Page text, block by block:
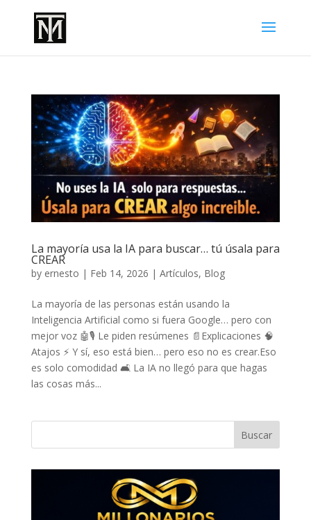
La mayoría usa la IA para buscar… tú úsala para
CREAR
by ernesto | Feb 14, 2026 | Artículos, Blog
La mayoría de las personas están usando la
Inteligencia Artificial como si fuera Google… pero con
mejor voz 🤖🎙️ Le piden resúmenes 📄Explicaciones 🧠
Atajos ⚡ Y sí, eso está bien… pero eso no es crear.Eso
es solo comodidad 🛋️ La IA no llegó para que hagas
las cosas más...
Buscar